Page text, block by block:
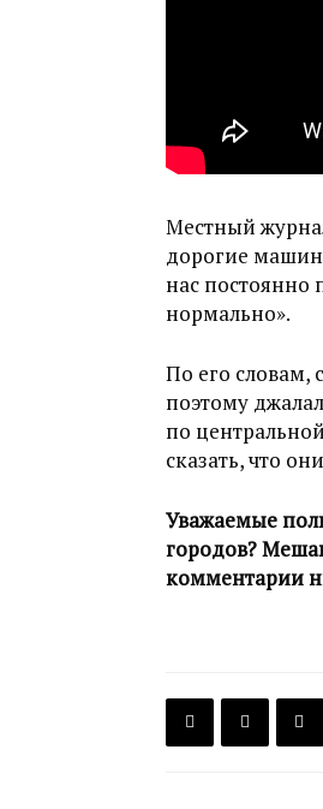
Местный
дорогие
нас постоянно
нормально».
По его словам,
поэтому
по
сказать, что
Уважаемые
городов?
комментарии